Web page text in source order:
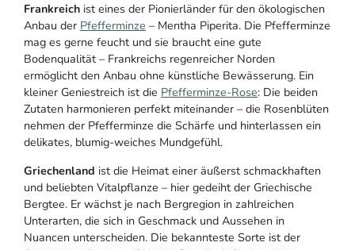
Frankreich ist eines der Pionierländer für den ökologischen
Anbau der Pfefferminze – Mentha Piperita. Die Pfefferminze
mag es gerne feucht und sie braucht eine gute
Bodenqualität – Frankreichs regenreicher Norden
ermöglicht den Anbau ohne künstliche Bewässerung. Ein
kleiner Geniestreich ist die Pfefferminze-Rose: Die beiden
Zutaten harmonieren perfekt miteinander – die Rosenblüten
nehmen der Pfefferminze die Schärfe und hinterlassen ein
delikates, blumig-weiches Mundgefühl.
Griechenland ist die Heimat einer äußerst schmackhaften
und beliebten Vitalpflanze – hier gedeiht der Griechische
Bergtee. Er wächst je nach Bergregion in zahlreichen
Unterarten, die sich in Geschmack und Aussehen in
Nuancen unterscheiden. Die bekannteste Sorte ist der